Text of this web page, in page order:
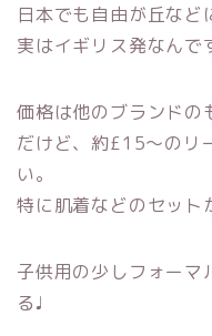
日本でも自由が丘など
実はイギリス発なんで
価格は他のブランドの
だけど、約£15〜のリ
い。
特に肌着などのセット
子供用の少しフォーマ
る♩